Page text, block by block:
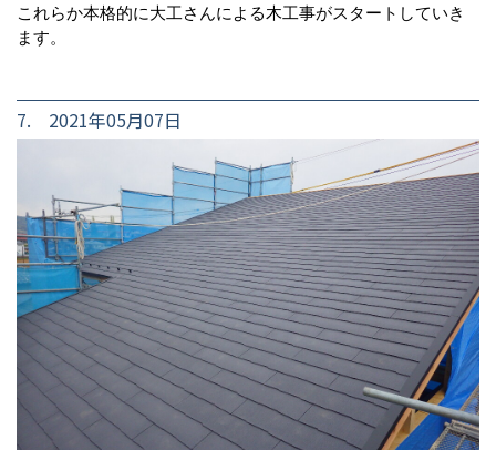
これらか本格的に大工さんによる木工事がスタートしていき
ます。
7. 2021年05月07日